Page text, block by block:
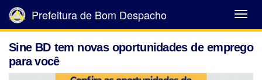
Abrir
Menu
Prefeitura de Bom Despacho
Sine BD tem novas oportunidades de emprego
para você